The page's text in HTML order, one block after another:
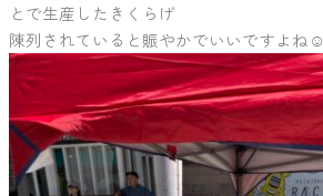
とで生産したきくらげ
陳列されていると賑やかでいいですよね☺